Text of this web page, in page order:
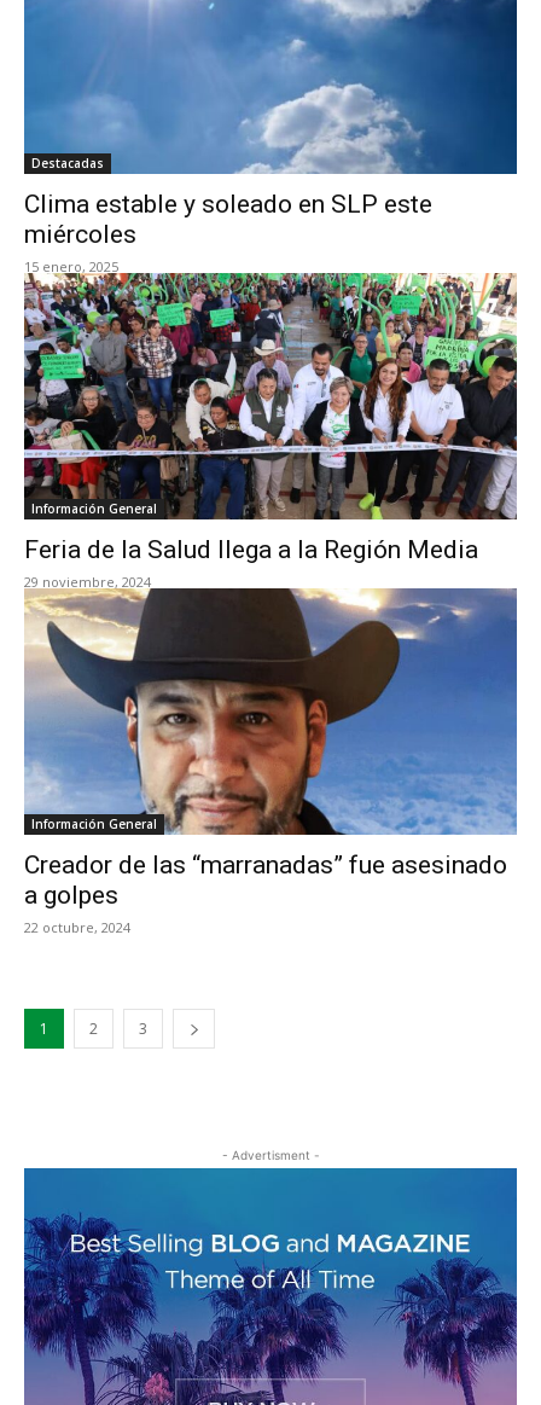
Destacadas
Clima estable y soleado en SLP este
miércoles
15 enero, 2025
Información General
Feria de la Salud llega a la Región Media
29 noviembre, 2024
Información General
Creador de las “marranadas” fue asesinado
a golpes
22 octubre, 2024
1 2 3
- Advertisment -